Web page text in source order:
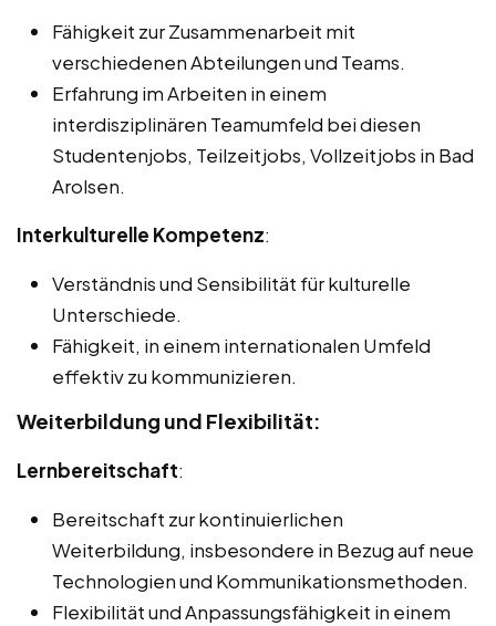
Fähigkeit zur Zusammenarbeit mit
verschiedenen Abteilungen und Teams.
Erfahrung im Arbeiten in einem
interdisziplinären Teamumfeld bei diesen
Studentenjobs, Teilzeitjobs, Vollzeitjobs in Bad
Arolsen.
Interkulturelle Kompetenz:
Verständnis und Sensibilität für kulturelle
Unterschiede.
Fähigkeit, in einem internationalen Umfeld
effektiv zu kommunizieren.
Weiterbildung und Flexibilität:
Lernbereitschaft:
Bereitschaft zur kontinuierlichen
Weiterbildung, insbesondere in Bezug auf neue
Technologien und Kommunikationsmethoden.
Flexibilität und Anpassungsfähigkeit in einem